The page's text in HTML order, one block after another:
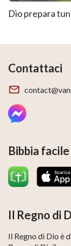
Dio prepara
Contattaci
Bibbia facile
Il Regno di
Il Regno di Dio è